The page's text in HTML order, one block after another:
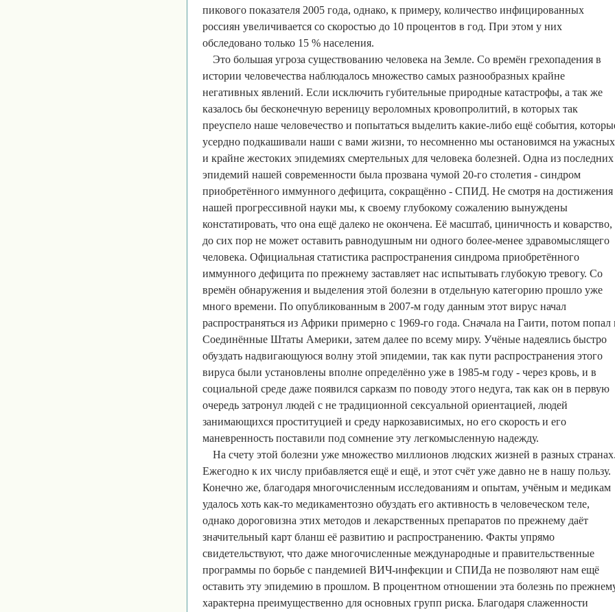
пикового показателя 2005 года, однако, к примеру, количество инфицированных
россиян увеличивается со скоростью до 10 процентов в год. При этом у них
обследовано только 15 % населения.
Это большая угроза существованию человека на Земле. Со времён грехопадения в
истории человечества наблюдалось множество самых разнообразных крайне
негативных явлений. Если исключить губительные природные катастрофы, а так же
казалось бы бесконечную вереницу вероломных кровопролитий, в которых так
преуспело наше человечество и попытаться выделить какие-либо ещё события,
усердно подкашивали наши с вами жизни, то несомненно мы остановимся на ужасных
и крайне жестоких эпидемиях смертельных для человека болезней. Одна из последних
эпидемий нашей современности была прозвана чумой 20-го столетия - синдром
приобретённого иммунного дефицита, сокращённо - СПИД. Не смотря на достижения
нашей прогрессивной науки мы, к своему глубокому сожалению вынуждены
констатировать, что она ещё далеко не окончена. Её масштаб, циничность и коварство,
до сих пор не может оставить равнодушным ни одного более-менее здравомыслящего
человека. Официальная статистика распространения синдрома приобретённого
иммунного дефицита по прежнему заставляет нас испытывать глубокую тревогу. Со
времён обнаружения и выделения этой болезни в отдельную категорию прошло уже
много времени. По опубликованным в 2007-м году данным этот вирус начал
распространяться из Африки примерно с 1969-го года. Сначала на Гаити, потом попал
Соединённые Штаты Америки, затем далее по всему миру. Учёные надеялись быстро
обуздать надвигающуюся волну этой эпидемии, так как пути распространения этого
вируса были установлены вполне определённо уже в 1985-м году - через кровь, и в
социальной среде даже появился сарказм по поводу этого недуга, так как он в первую
очередь затронул людей с не традиционной сексуальной ориентацией, людей
занимающихся проституцией и среду наркозависимых, но его скорость и его
маневренность поставили под сомнение эту легкомысленную надежду.
На счету этой болезни уже множество миллионов людских жизней в разных
Ежегодно к их числу прибавляется ещё и ещё, и этот счёт уже давно не в нашу пользу.
Конечно же, благодаря многочисленным исследованиям и опытам, учёным и медикам
удалось хоть как-то медикаментозно обуздать его активность в человеческом теле,
однако дороговизна этих методов и лекарственных препаратов по прежнему даёт
значительный карт бланш её развитию и распространению. Факты упрямо
свидетельствуют, что даже многочисленные международные и правительственные
программы по борьбе с пандемией ВИЧ-инфекции и СПИДа не позволяют нам ещё
оставить эту эпидемию в прошлом. В процентном отношении эта болезнь по
характерна преимущественно для основных групп риска. Благодаря слаженности